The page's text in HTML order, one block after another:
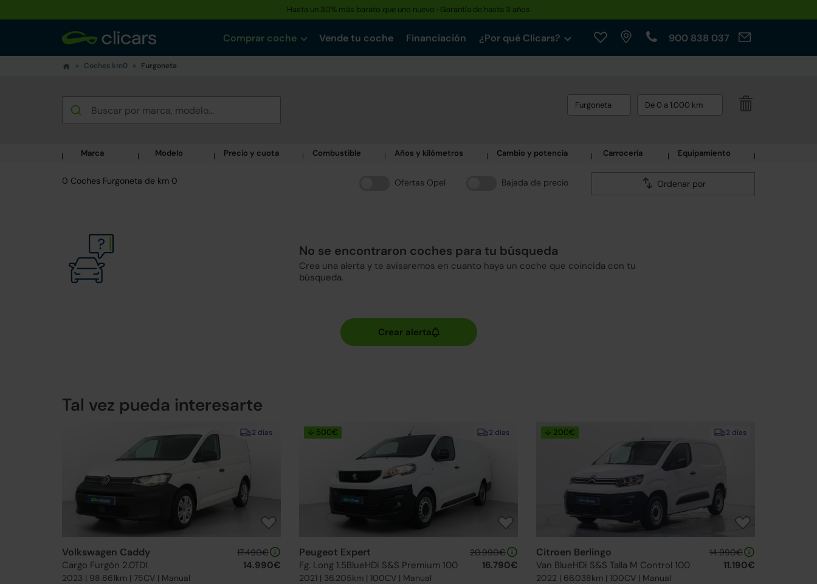
Hasta un 30% más barato que uno nuevo · Garantía de hasta 3 años
Comprar coche Vende tu coche Financiación ¿Por qué Clicars? 900 838 037
Coches km0 Furgoneta
Furgoneta De 0 a 1.000 km
Marca Modelo Precio y cuota Combustible Años y kilómetros Cambio y potencia Carrocería Equipamiento
Ofertas Opel Bajada de precio Ordenar por
0 Coches Furgoneta de km 0
No se encontraron coches para tu búsqueda
Crea una alerta y te avisaremos en cuanto haya un coche que coincida con tu
búsqueda.
Tal vez pueda interesarte
2 días
Volkswagen Caddy
Cargo Furgón 2.0TDI
2023 | 98.661km | 75CV | Manual
17.490€
14.990€
2 días
↓ 500€
Peugeot Expert
Fg. Long 1.5BlueHDi S&S Premium 100
2021 | 36.205km | 100CV | Manual
20.990€
16.790€
2 días
↓ 200€
Citroen Berlingo
Van BlueHDi S&S Talla M Control 100
2022 | 66.038km | 100CV | Manual
14.990€
11.190€